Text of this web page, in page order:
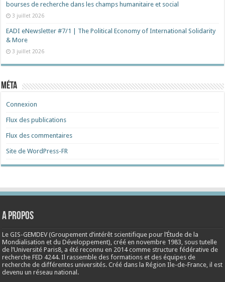
bourses de recherche dans les champs humanitaire et social
3 juillet 2026
EADI eNewsletter #7/1 | The Political Economy of International Solidarity
& More
3 juillet 2026
Méta
Connexion
Flux des publications
Flux des commentaires
Site de WordPress-FR
A propos
Le GIS-GEMDEV (Groupement d’intérêt scientifique pour l’Étude de la
Mondialisation et du Développement), créé ennovembre 1983, sous tutelle
de l’Université Paris8, a été reconnu en 2014 comme structure fédérative de
recherche FED 4244. Il rassemble des formations et des équipes de
recherche de différentes universités. Créé dans la Région Ile-de-France, il est
devenu un réseau national.